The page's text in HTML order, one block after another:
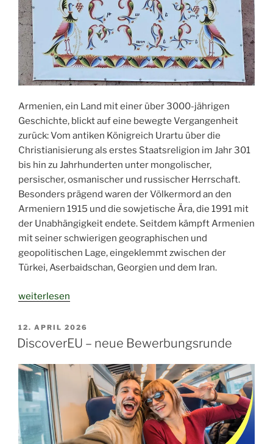
Armenien, ein Land mit einer über 3000-jährigen
Geschichte, blickt auf eine bewegte Vergangenheit
zurück: Vom antiken Königreich Urartu über die
Christianisierung als erstes Staatsreligion im Jahr 301
bis hin zu Jahrhunderten unter mongolischer,
persischer, osmanischer und russischer Herrschaft.
Besonders prägend waren der Völkermord an den
Armeniern 1915 und die sowjetische Ära, die 1991 mit
der Unabhängigkeit endete. Seitdem kämpft Armenien
mit seiner schwierigen geographischen und
geopolitischen Lage, eingeklemmt zwischen der
Türkei, Aserbaidschan, Georgien und dem Iran.
„Armenien:
Land
im
zwischen
Tradition
und
Moderne“
weiterlesen
VERÖFFENTLICHT
AM
12. APRIL 2026
DiscoverEU – neue Bewerbungsrunde